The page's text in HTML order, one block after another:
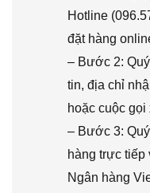
Hotline
đặt hàng
– Bước 2:
tin, địa chỉ
hoặc cuộc
– Bước 3:
hàng trực tiếp
Ngân hàng